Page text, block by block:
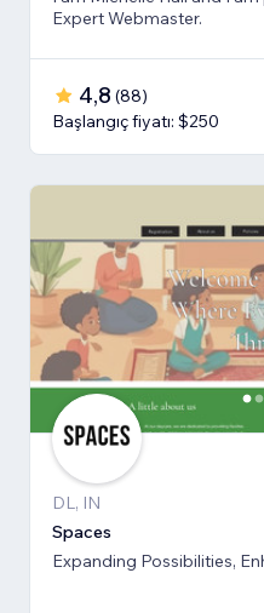
Expert Webmaster.
4,8 (88)
Başlangıç fiyatı: $250
DL, IN
Spaces
Expanding Possibilities,